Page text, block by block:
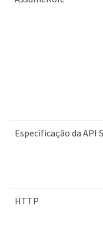
Especificação da API
HTTP